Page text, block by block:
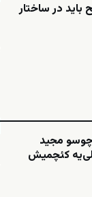
در ساختار
مجید
کئچمیش